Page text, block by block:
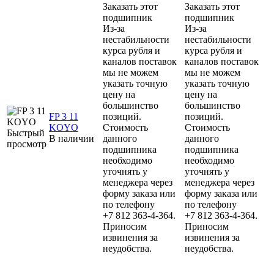
Быстрый
просмотр
FP 3 11
KOYO
В наличии
Заказать этот
подшипник
Из-за
нестабильности
курса рубля и
каналов поставок
мы не можем
указать точную
цену на
большинство
позиций.
Стоимость
данного
подшипника
необходимо
уточнять у
менеджера через
форму заказа или
по телефону
+7 812 363-4-364.
Приносим
извинения за
неудобства.
Заказать этот
подшипник
Из-за
нестабильности
курса рубля и
каналов поставок
мы не можем
указать точную
цену на
большинство
позиций.
Стоимость
данного
подшипника
необходимо
уточнять у
менеджера через
форму заказа или
по телефону
+7 812 363-4-364.
Приносим
извинения за
неудобства.